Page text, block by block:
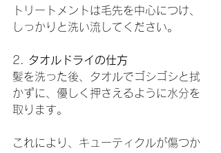
トリートメントは毛先を中心につけ、
しっかりと洗い流してください。
2. タオルドライの仕方
髪を洗った後、タオルでゴシゴシと拭
かずに、優しく押さえるように水分を
取ります。
これにより、キューティクルが傷つか